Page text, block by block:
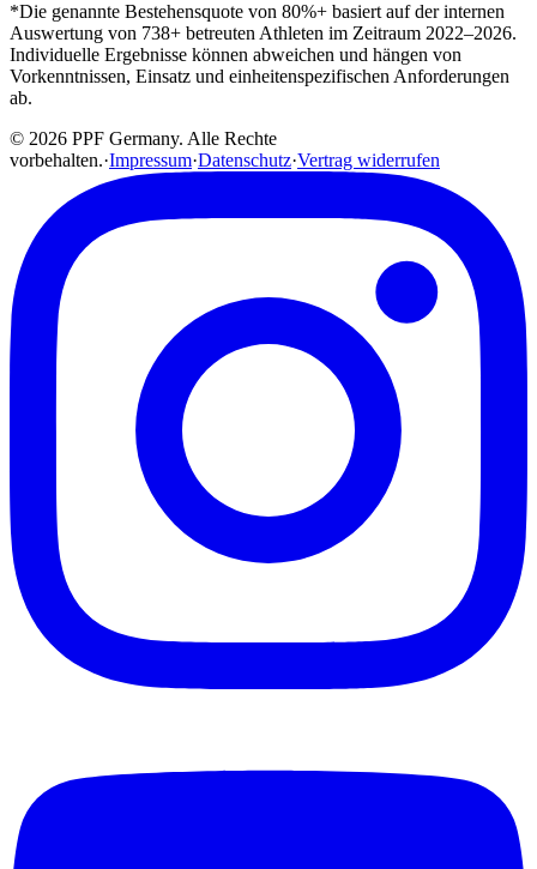
*Die genannte Bestehensquote von 80%+ basiert auf der internen
Auswertung von 738+ betreuten Athleten im Zeitraum 2022–2026.
Individuelle Ergebnisse können abweichen und hängen von
Vorkenntnissen, Einsatz und einheitenspezifischen Anforderungen
ab.
© 2026 PPF Germany. Alle Rechte
vorbehalten.·Impressum·Datenschutz·Vertrag widerrufen